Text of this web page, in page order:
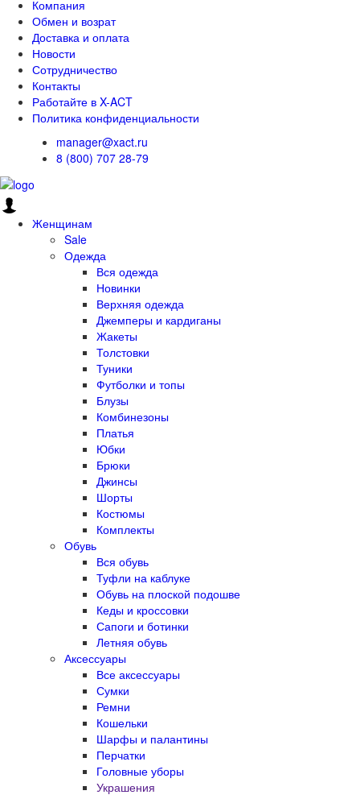
Компания
Обмен и возрат
Доставка и оплата
Новости
Сотрудничество
Контакты
Работайте в X-ACT
Политика конфиденциальности
manager@xact.ru
8 (800) 707 28-79
Женщинам
Sale
Одежда
Вся одежда
Новинки
Верхняя одежда
Джемперы и кардиганы
Жакеты
Толстовки
Туники
Футболки и топы
Блузы
Комбинезоны
Платья
Юбки
Брюки
Джинсы
Шорты
Костюмы
Комплекты
Обувь
Вся обувь
Туфли на каблуке
Обувь на плоской подошве
Кеды и кроссовки
Сапоги и ботинки
Летняя обувь
Аксессуары
Все аксессуары
Сумки
Ремни
Кошельки
Шарфы и палантины
Перчатки
Головные уборы
Украшения